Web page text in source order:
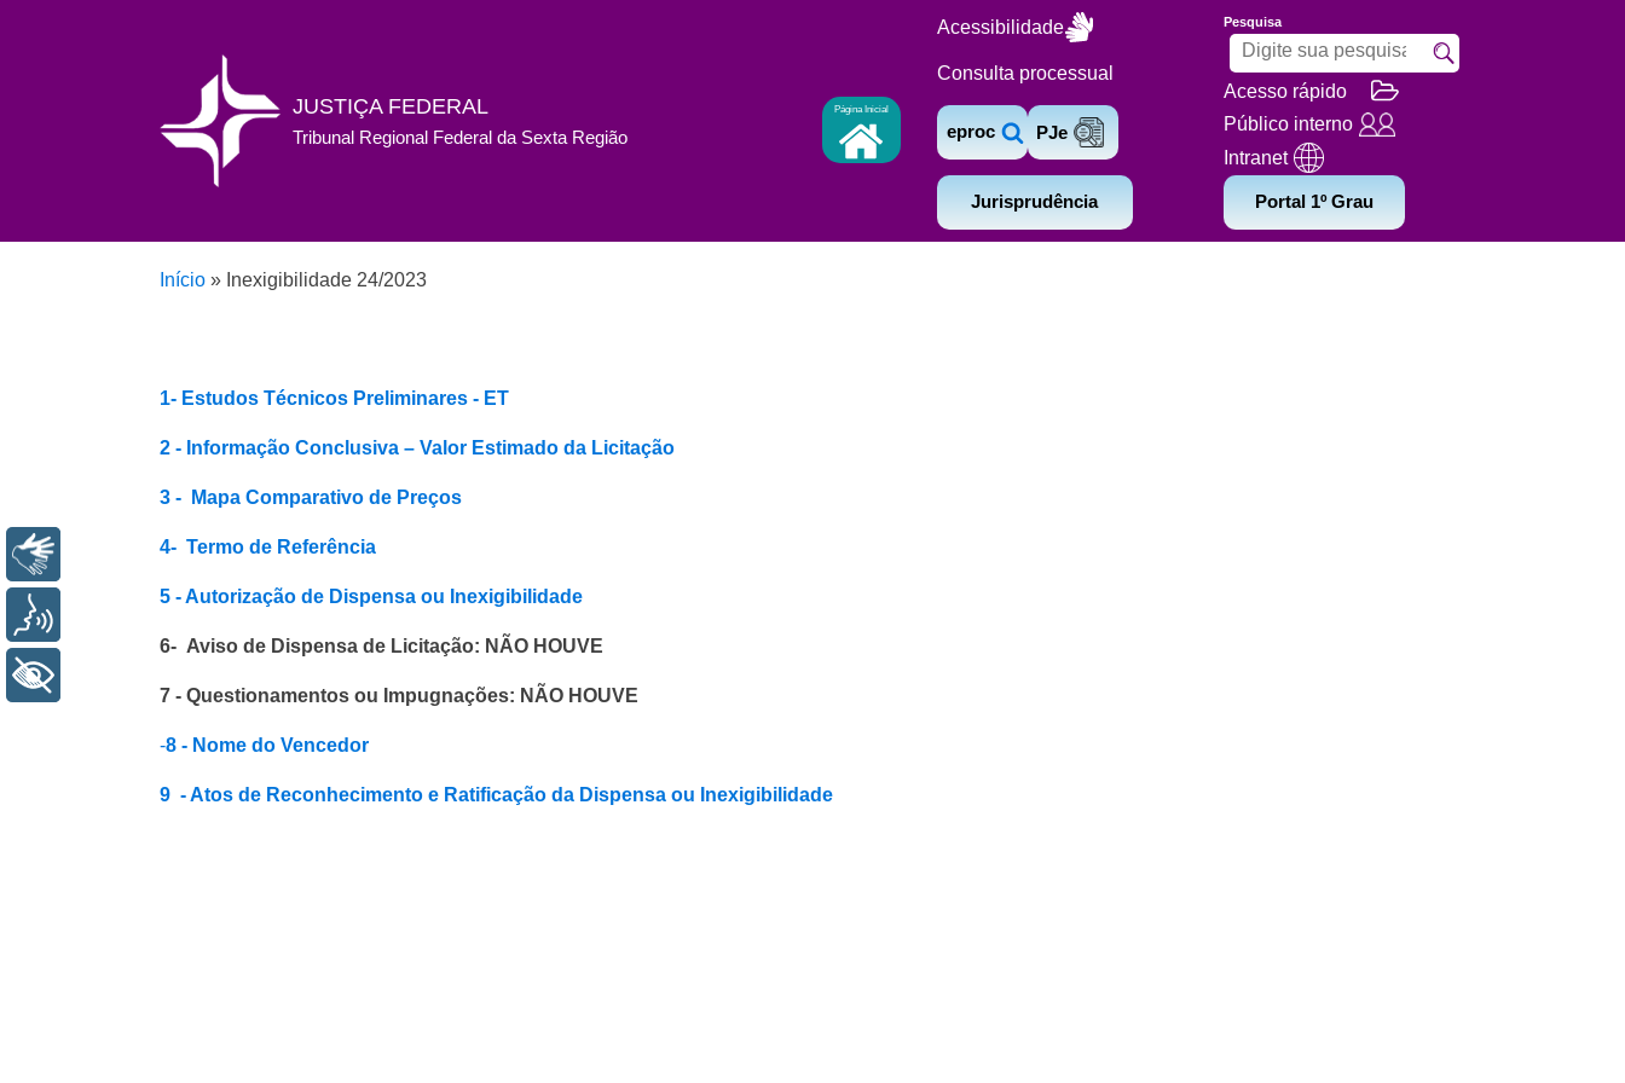
JUSTIÇA FEDERAL
Tribunal Regional Federal da Sexta Região
Página Inicial
Acessibilidade
Consulta processual
eproc PJe
Jurisprudência
Pesquisa
Acesso rápido
Público interno
Intranet
Portal 1º Grau
Início » Inexigibilidade 24/2023
1- Estudos Técnicos Preliminares - ET
2 - Informação Conclusiva – Valor Estimado da Licitação
3 - Mapa Comparativo de Preços
4- Termo de Referência
5 - Autorização de Dispensa ou Inexigibilidade
6- Aviso de Dispensa de Licitação: NÃO HOUVE
7 - Questionamentos ou Impugnações: NÃO HOUVE
-8 - Nome do Vencedor
9 - Atos de Reconhecimento e Ratificação da Dispensa ou Inexigibilidade